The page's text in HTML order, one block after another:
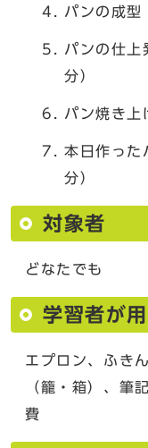
パンの成型
パンの仕上
分）
パン焼き上
本日作った
分）
対象者
どなたでも
学習者が
エプロン、ふき
（籠・箱）、筆
費